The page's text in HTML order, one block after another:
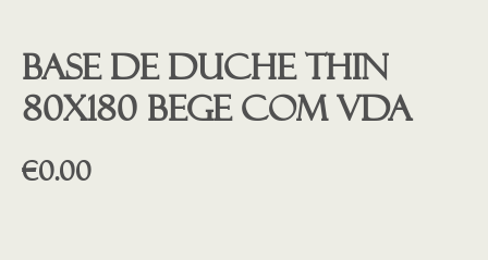
Base de duche THIN
80X180 BEGE COM VDA
€0.00